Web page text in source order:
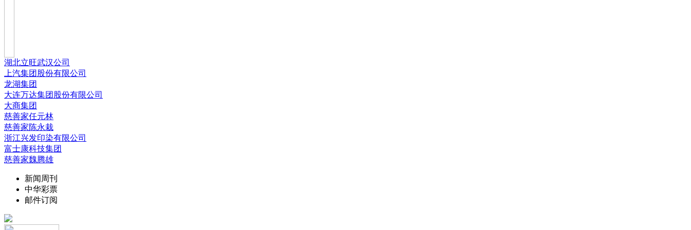
湖北立旺武汉公司
上汽集团股份有限公司
龙湖集团
大连万达集团股份有限公司
大商集团
慈善家任元林
慈善家陈永栽
浙江兴发印染有限公司
富士康科技集团
慈善家魏腾雄
新闻周刊
中华彩票
邮件订阅